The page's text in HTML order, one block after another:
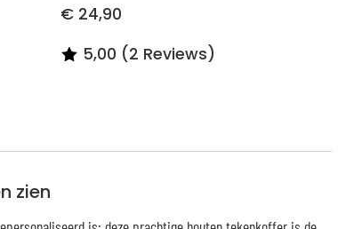
€ 24,90
5,00 (2 Reviews)
zien